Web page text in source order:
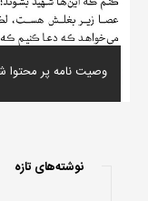
وصیت نامه پر محتوا
نوشته‌های تازه